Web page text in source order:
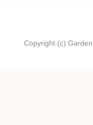
Copyright (c)